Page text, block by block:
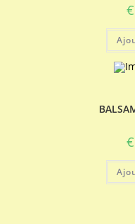
€
€